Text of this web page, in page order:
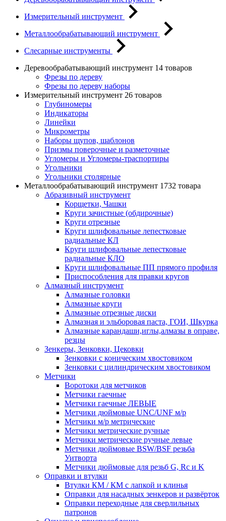
Измерительный инструмент
Металлообрабатывающий инструмент
Слесарные инструменты
Деревообрабатывающий инструмент 14 товаров
Фрезы по дереву
Фрезы по дереву наборы
Измерительный инструмент 26 товаров
Глубиномеры
Индикаторы
Линейки
Микрометры
Наборы щупов, шаблонов
Призмы поверочные и разметочные
Угломеры и Угломеры-траспортиры
Угольники
Угольники столярные
Металлообрабатывающий инструмент 1732 товара
Абразивный инструмент
Корщетки, Чашки
Круги зачистные (обдирочные)
Круги отрезные
Круги шлифовальные лепестковые
радиальные КЛ
Круги шлифовальные лепестковые
радиальные КЛО
Круги шлифовальные ПП прямого профиля
Приспособления для правки кругов
Алмазный инструмент
Алмазные головки
Алмазные круги
Алмазные отрезные диски
Алмазная и эльборовая паста, ГОИ, Шкурка
Алмазные карандаши,иглы,алмазы в оправе,
резцы
Зенкеры, Зенковки, Цековки
Зенковки с коническим хвостовиком
Зенковки с цилиндрическим хвостовиком
Метчики
Воротоки для метчиков
Метчики гаечные
Метчики гаечные ЛЕВЫЕ
Метчики дюймовые UNC/UNF м/р
Метчики м/р метрические
Метчики метрические ручные
Метчики метрические ручные левые
Метчики дюймовые BSW/BSF резьба
Уитворта
Метчики дюймовые для резьб G, Rc и K
Оправки и втулки
Втулки КМ / КМ с лапкой и клинья
Оправки для насадных зенкеров и развёрток
Оправки переходные для сверлильных
патронов